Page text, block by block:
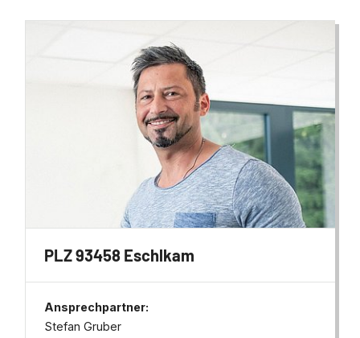
PLZ 93458 Eschlkam
Ansprechpartner:
Stefan Gruber